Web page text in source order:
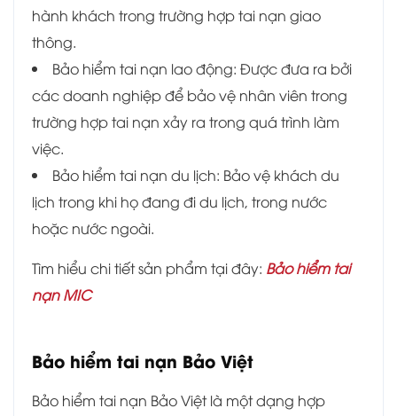
hành khách trong trường hợp tai nạn giao
thông.
Bảo hiểm tai nạn lao động: Được đưa ra bởi
các doanh nghiệp để bảo vệ nhân viên trong
trường hợp tai nạn xảy ra trong quá trình làm
việc.
Bảo hiểm tai nạn du lịch: Bảo vệ khách du
lịch trong khi họ đang đi du lịch, trong nước
hoặc nước ngoài.
Tìm hiểu chi tiết sản phẩm tại đây: Bảo hiểm tai
nạn MIC
Bảo hiểm tai nạn Bảo Việt
Bảo hiểm tai nạn Bảo Việt là một dạng hợp